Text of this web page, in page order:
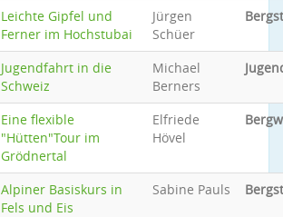
Leichte Gipfel und
Ferner im Hochstubai
Jürgen
Schüer
Jugendfahrt in die
Schweiz
Michael
Berners
Eine flexible
"Hütten"Tour im
Grödnertal
Elfriede
Hövel
Alpiner Basiskurs in
Fels und Eis
Sabine Pauls